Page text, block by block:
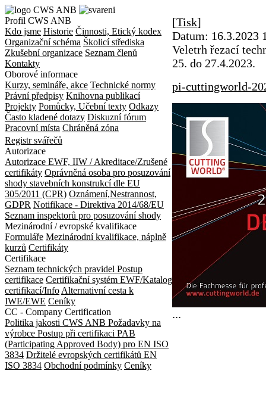
Profil CWS ANB
Kdo jsme Historie Činnosti, Etický kodex
Organizační schéma Školicí střediska
Zkušební organizace Seznam členů
Kontakty
Oborové informace
Kurzy, semináře, akce Technické normy
Právní předpisy Knihovna publikací
Projekty Pomůcky, Učební texty Odkazy
Často kladené dotazy Diskuzní fórum
Pracovní místa Chráněná zóna
Registr svářečů
Autorizace
Autorizace EWF, IIW / Akreditace/Zrušené
certifikáty Oprávněná osoba pro posuzování
shody stavebních konstrukcí dle EU
305/2011 (CPR) Oznámení,Nestrannost,
GDPR Notifikace - Direktiva 2014/68/EU
Seznam inspektorů pro posuzování shody
Mezinárodní / evropské kvalifikace
Formuláře Mezinárodní kvalifikace, náplně
kurzů Certifikáty
Certifikace
Seznam technických pravidel Postup
certifikace Certifikační systém EWF/Katalog
certifikací/Info Alternativní cesta k
IWE/EWE Ceníky
CC - Company Certification
Politika jakosti CWS ANB Požadavky na
výrobce Postup při certifikaci PAB
(Participating Approved Body) pro EN ISO
3834 Držitelé evropských certifikátů EN
ISO 3834 Obchodní podmínky Ceníky
[Tisk]
Datum: 16.3.2023
Veletrh řezací
25. do 27.4.2023.
pi-cuttingworld-
...